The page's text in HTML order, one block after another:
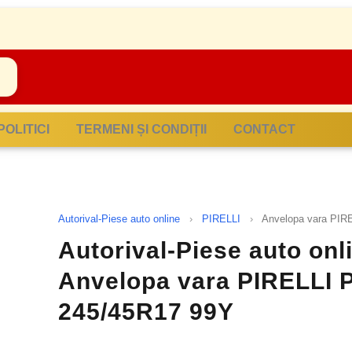
POLITICI TERMENI ȘI CONDIȚII CONTACT
Autorival-Piese auto online › PIRELLI › Anvelopa vara
Autorival-Piese auto
Anvelopa vara PIRELLI
245/45R17 99Y